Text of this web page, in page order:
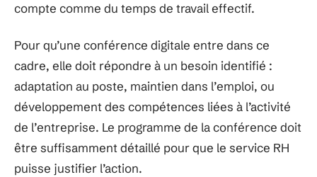
compte comme du temps de travail effectif.
Pour qu’une conférence digitale entre dans ce
cadre, elle doit répondre à un besoin identifié :
adaptation au poste, maintien dans l’emploi, ou
développement des compétences liées à l’activité
de l’entreprise. Le programme de la conférence doit
être suffisamment détaillé pour que le service RH
puisse justifier l’action.